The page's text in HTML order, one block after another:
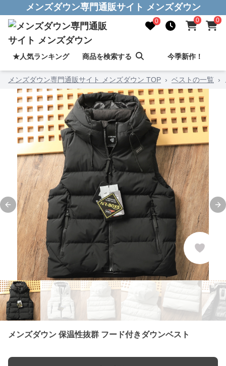
メンズダウン専門通販サイト メンズダウン
0 0 0
★人気ランキング 商品を検索する 今季新作！
メンズダウン専門通販サイト メンズダウン TOP › ベストの一覧 ›
Previous slide
メンズダウン 保温性抜群 フード付きダウンベスト